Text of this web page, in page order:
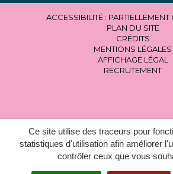
Ce site utilise des traceurs pour
statistiques d'utilisation afin améliorer
contrôler ceux que vous
ACCESSIBILITÉ :
PLAN DU SITE
CRÉDITS
MENTIONS LÉGALES
AFFICHAGE LÉGAL
RECRUTEMENT